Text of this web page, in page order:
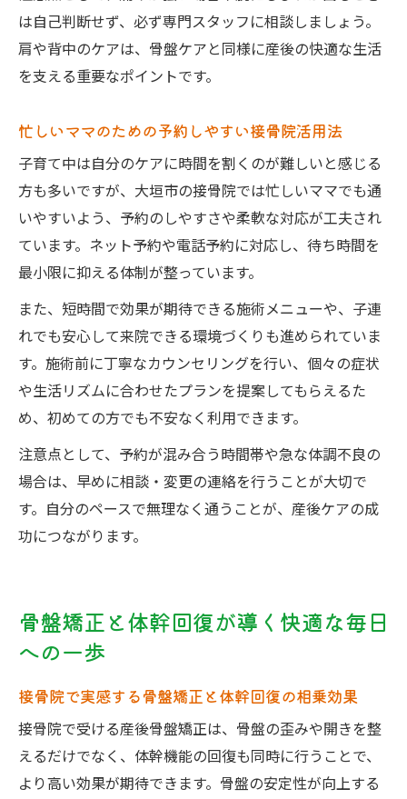
は自己判断せず、必ず専門スタッフに相談しましょう。
肩や背中のケアは、骨盤ケアと同様に産後の快適な生活
を支える重要なポイントです。
忙しいママのための予約しやすい接骨院活用法
子育て中は自分のケアに時間を割くのが難しいと感じる
方も多いですが、大垣市の接骨院では忙しいママでも通
いやすいよう、予約のしやすさや柔軟な対応が工夫され
ています。ネット予約や電話予約に対応し、待ち時間を
最小限に抑える体制が整っています。
また、短時間で効果が期待できる施術メニューや、子連
れでも安心して来院できる環境づくりも進められていま
す。施術前に丁寧なカウンセリングを行い、個々の症状
や生活リズムに合わせたプランを提案してもらえるた
め、初めての方でも不安なく利用できます。
注意点として、予約が混み合う時間帯や急な体調不良の
場合は、早めに相談・変更の連絡を行うことが大切で
す。自分のペースで無理なく通うことが、産後ケアの成
功につながります。
骨盤矯正と体幹回復が導く快適な毎日
への一歩
接骨院で実感する骨盤矯正と体幹回復の相乗効果
接骨院で受ける産後骨盤矯正は、骨盤の歪みや開きを整
えるだけでなく、体幹機能の回復も同時に行うことで、
より高い効果が期待できます。骨盤の安定性が向上する